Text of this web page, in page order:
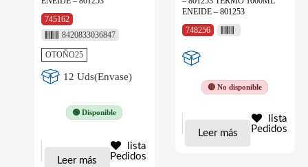
745162
8420833036847
OTOÑO25
12 Uds(Envase)
🟢 Disponible
Leer más
lista
Pedidos
ENEIDE – 801253
748256
🔴 No disponible
Leer más
lista
Pedidos